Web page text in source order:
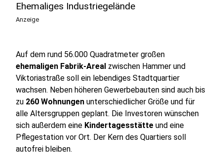
Ehemaliges Industriegelände
Anzeige
Auf dem rund 56.000 Quadratmeter großen
ehemaligen Fabrik-Areal zwischen Hammer und
Viktoriastraße soll ein lebendiges Stadtquartier
wachsen. Neben höheren Gewerbebauten sind auch bis
zu 260 Wohnungen unterschiedlicher Größe und für
alle Altersgruppen geplant. Die Investoren wünschen
sich außerdem eine Kindertagesstätte und eine
Pflegestation vor Ort. Der Kern des Quartiers soll
autofrei bleiben.